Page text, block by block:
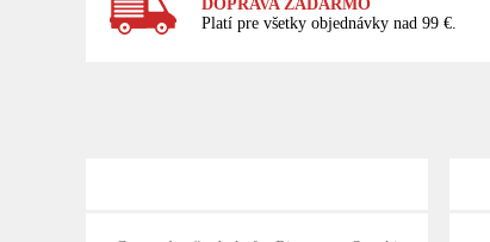
DOPRAVA ZADARMO
Platí pre všetky objednávky nad 99 €.